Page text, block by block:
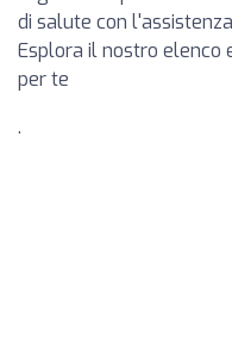
di salute con
Esplora il nostro elenco
per te
.